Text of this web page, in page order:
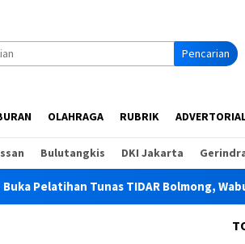
Pencarian
OLAHRAGA RUBRIK
Bulutangkis DKI Jakarta
Bolmong, Wabup Dony Dorong